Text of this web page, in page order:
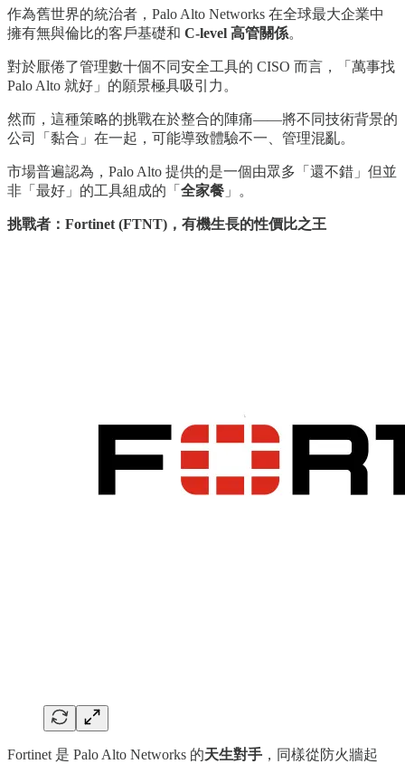
作為舊世界的統治者，Palo Alto Networks 在全球最大企業中
擁有無與倫比的客戶基礎和 C-level 高管關係。
對於厭倦了管理數十個不同安全工具的 CISO 而言，「萬事找
Palo Alto 就好」的願景極具吸引力。
然而，這種策略的挑戰在於整合的陣痛——將不同技術背景的
公司「黏合」在一起，可能導致體驗不一、管理混亂。
市場普遍認為，Palo Alto 提供的是一個由眾多「還不錯」但並
非「最好」的工具組成的「 全家餐 」。
挑戰者：Fortinet (FTNT)，有機生長的性價比之王
Fortinet 是 Palo Alto Networks 的天生對手 ，同樣從防火牆起